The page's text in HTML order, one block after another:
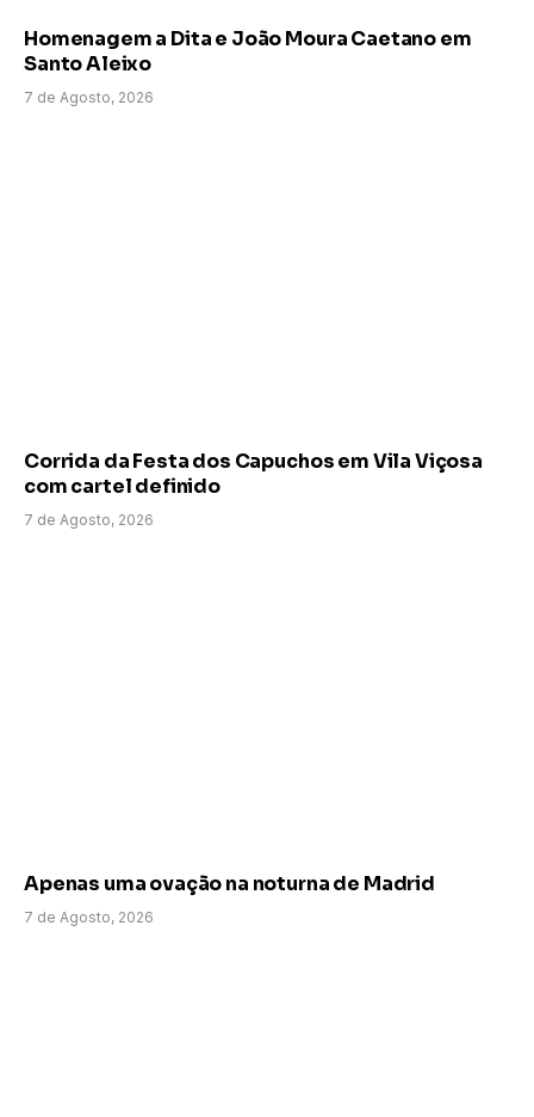
Homenagem a Dita e João Moura Caetano em
Santo Aleixo
7 de Agosto, 2026
Corrida da Festa dos Capuchos em Vila Viçosa
com cartel definido
7 de Agosto, 2026
Apenas uma ovação na noturna de Madrid
7 de Agosto, 2026